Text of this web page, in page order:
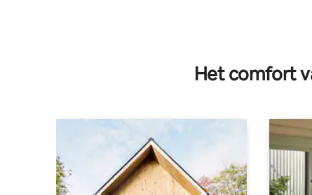
Het comfort